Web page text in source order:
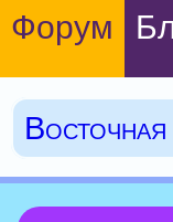
Форум
Восточная